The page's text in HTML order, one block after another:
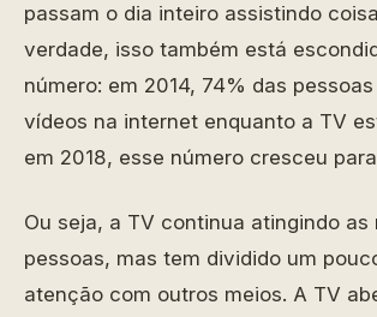
passam o dia inteiro assistindo
verdade, isso também está
número: em 2014, 74% das
vídeos na internet enquanto a TV
em 2018, esse número cresceu
Ou seja, a TV continua atingindo as
pessoas, mas tem dividido um
atenção com outros meios. A TV